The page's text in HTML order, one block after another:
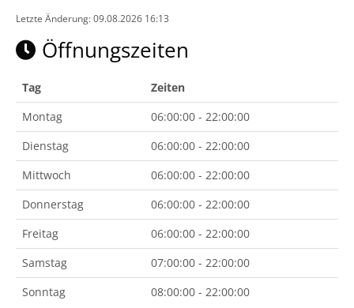
Letzte Änderung: 09.08.2026 16:13
Öffnungszeiten
Tag
Zeiten
Montag
06:00:00 - 22:00:00
Dienstag
06:00:00 - 22:00:00
Mittwoch
06:00:00 - 22:00:00
Donnerstag
06:00:00 - 22:00:00
Freitag
06:00:00 - 22:00:00
Samstag
07:00:00 - 22:00:00
Sonntag
08:00:00 - 22:00:00